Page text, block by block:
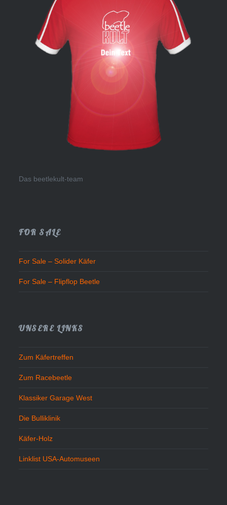
Das beetlekult-team
FOR SALE
For Sale – Solider Käfer
For Sale – Flipflop Beetle
UNSERE LINKS
Zum Käfertreffen
Zum Racebeetle
Klassiker Garage West
Die Bulliklinik
Käfer-Holz
Linklist USA-Automuseen